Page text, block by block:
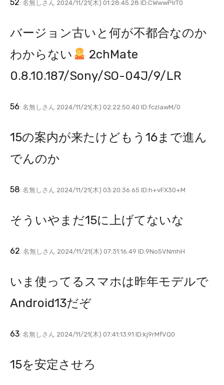
52: 名無しさん 2024/11/21(木) 01:28:45.28 ID:CWwwPlrT0
バージョン古いと何が不都合なのか
わからない
2chMate
0.8.10.187/Sony/SO-04J/9/LR
56: 名無しさん 2024/11/21(木) 02:22:50.40 ID:fczIawM/0
15の案内が来たけどもう16まで進ん
でんのか
58: 名無しさん 2024/11/21(木) 03:20:36.65 ID:h+vFX30+M
そういやまだ15に上げてないな
62: 名無しさん 2024/11/21(木) 07:31:16.49 ID:9No5VNmhH
いま使ってるスマホは昨年モデルで
Android13だぞ
63: 名無しさん 2024/11/21(木) 07:41:13.91 ID:kj9rMfVQ0
15を安定させろ